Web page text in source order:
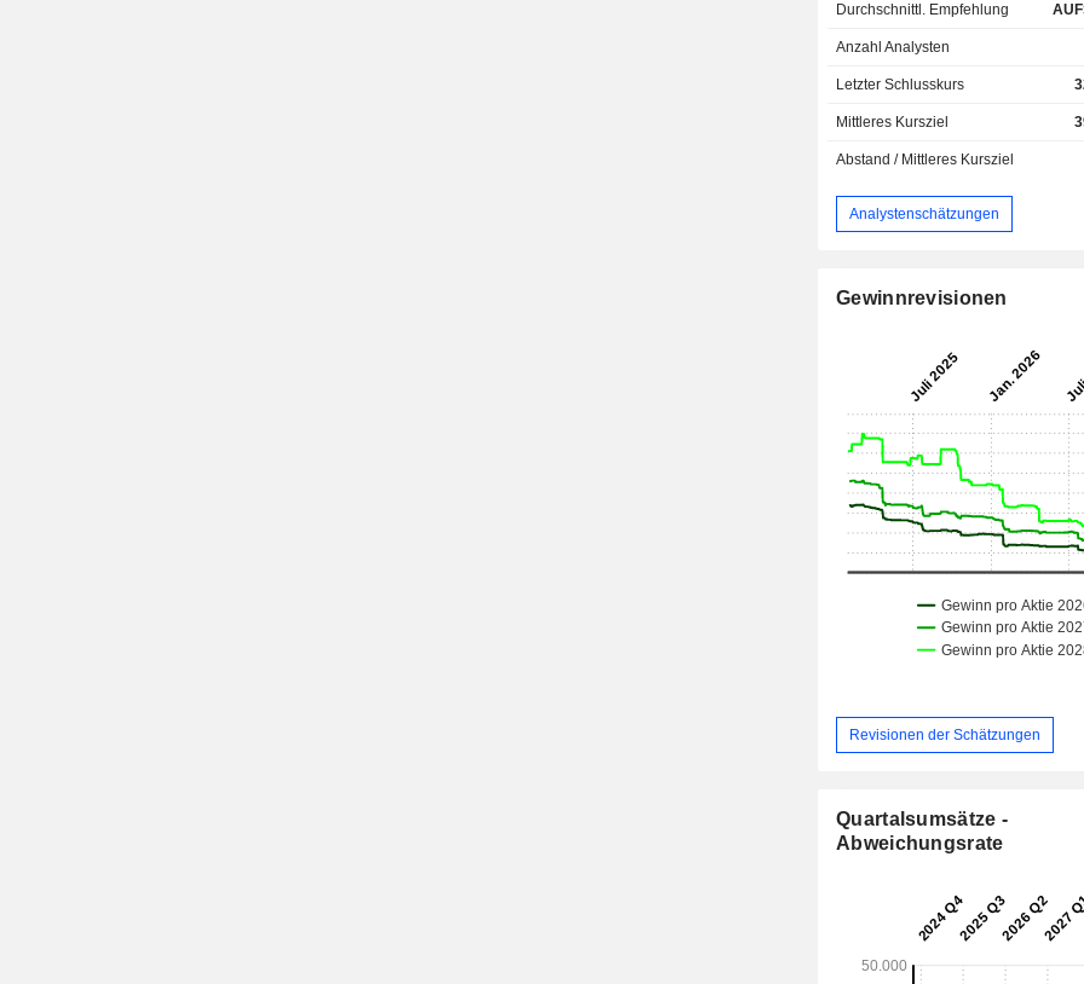
Durchschnittl. Empfehlung
Anzahl Analysten
Letzter Schlusskurs
Mittleres Kursziel
Abstand / Mittleres Kursziel
Analystenschätzungen
Gewinnrevisionen
Revisionen der Schätzungen
Quartalsumsätze -
Abweichungsrate